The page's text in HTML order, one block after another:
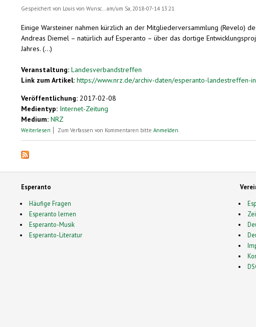
Gespeichert von Louis von Wunsc...am/um Sa, 2018-07-14 13:21
Einige Warsteiner nahmen kürzlich an der Mitgliederversammlung (Revelo)
Andreas Diemel – natürlich auf Esperanto – über das dortige
Jahres. (...)
Veranstaltung: Landesverbandstreffen
Link zum Artikel: https://www.nrz.de/archiv-daten/esperanto-landestreffen-
Veröffentlichung: 2017-02-08
Medientyp: Internet-Zeitung
Medium: NRZ
Weiterlesen über Esperanto-Landestreffen in Dortmund
Zum Verfassen von Kommentaren bitte Anmelden.
Esperanto
Häufige Fragen
Esperanto lernen
Esperanto-Musik
Esperanto-Literatur